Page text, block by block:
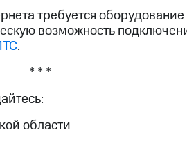
требуется
возможность
.
* * *
области